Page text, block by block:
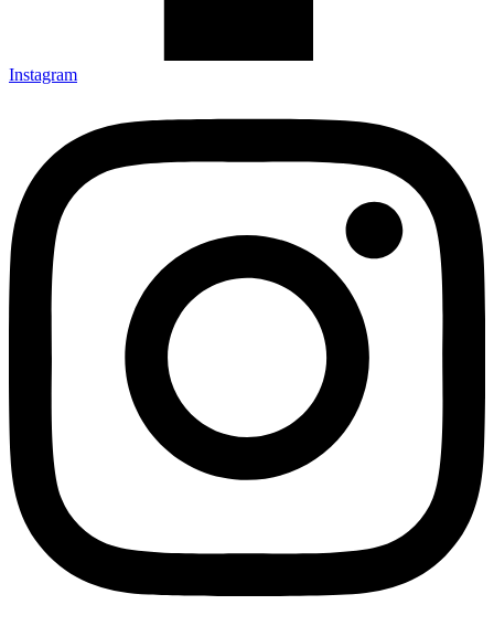
Instagram